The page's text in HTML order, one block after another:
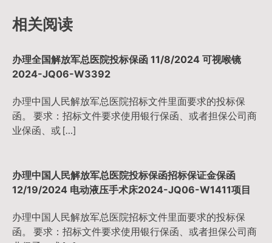
航
相关阅读
办理全国解放军总医院投标保函 11/8/2024 可视喉镜
2024-JQ06-W3392
办理中国人民解放军总医院招标文件里面要求的投标保
函。 要求：招标文件要求使用银行保函、或者担保公司商
业保函、或 […]
办理中国人民解放军总医院投标保函招标保证金保函
12/19/2024 电动液压手术床2024-JQ06-W1411项目
办理中国人民解放军总医院招标文件里面要求的投标保
函。 要求：招标文件要求使用银行保函、或者担保公司商